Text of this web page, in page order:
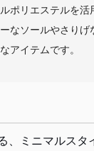
ポリエステルを
なソールやさり
アイテムです。
、ミニマルスタ